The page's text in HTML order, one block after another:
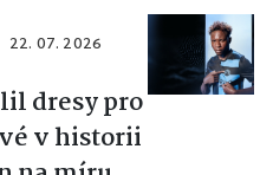
22. 07. 2026
dresy pro
v historii